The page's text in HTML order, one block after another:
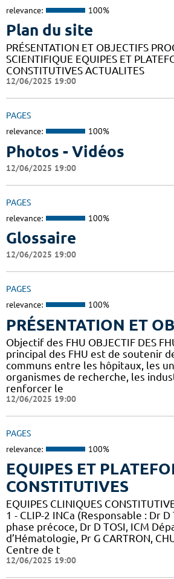
relevance: 100%
Plan du site
PRÉSENTATION ET OBJECTIFS
SCIENTIFIQUE EQUIPES ET
CONSTITUTIVES ACTUALITES
12/06/2025 19:00
PAGES
relevance: 100%
Photos - Vidéos
12/06/2025 19:00
PAGES
relevance: 100%
Glossaire
12/06/2025 19:00
PAGES
relevance: 100%
PRÉSENTATION ET
Objectif des FHU OBJECTIF DES
principal des FHU est de soutenir
communs entre les hôpitaux, les
organismes de recherche, les
renforcer le
12/06/2025 19:00
PAGES
relevance: 100%
EQUIPES ET
CONSTITUTIVES
EQUIPES CLINIQUES
1 - CLIP-2 INCa (Responsable : Dr
phase précoce, Dr D TOSI, ICM
d’Hématologie, Pr G CARTRON,
Centre de t
12/06/2025 19:00